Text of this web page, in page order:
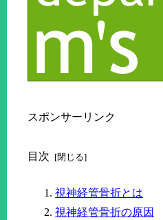
スポンサーリンク
目次
視神経管骨折とは
視神経管骨折の原因